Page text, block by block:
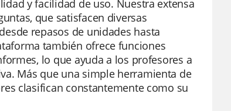
y facilidad de uso. Nuestra extensa
que satisfacen diversas
repasos de unidades hasta
también ofrece funciones
lo que ayuda a los profesores a
Más que una simple herramienta de
clasifican constantemente como su